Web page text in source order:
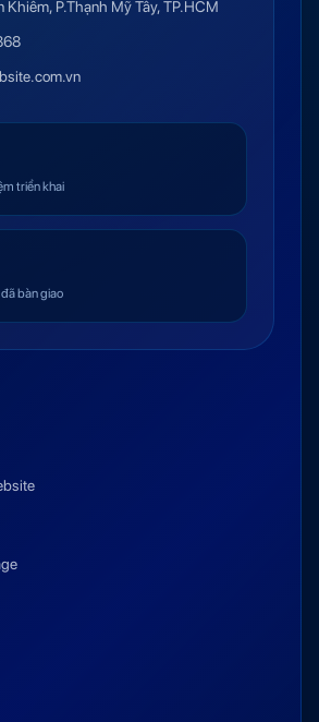
Khiêm, P.Thạnh Mỹ Tây, TP.HCM
triển khai
bàn giao